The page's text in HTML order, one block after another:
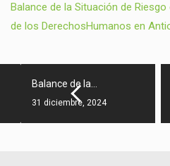
Balance de la Situación de
de los DerechosHumanos en
Balance de la…
31 diciembre, 2024